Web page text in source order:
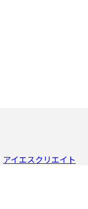
アイエスクリエイト